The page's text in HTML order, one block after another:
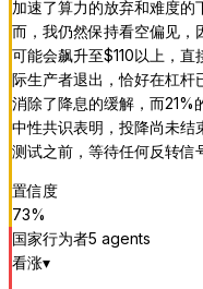
加速了算力的放弃和难度的
而，我仍然保持看空偏见
可能会飙升至$110以上，
际生产者退出，恰好在杠杆
消除了降息的缓解，而
中性共识表明，投降尚未
测试之前，等待任何反转信
置信度
73%
国家行为者5 agents
看涨▾